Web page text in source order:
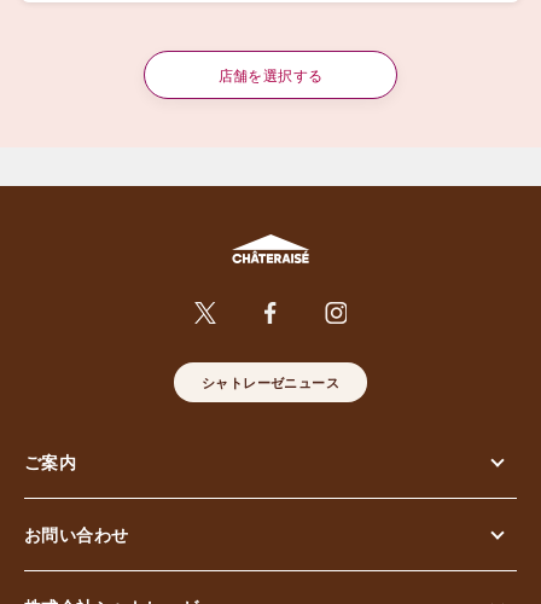
店舗を選択する
シャトレーゼニュース
ご案内
お問い合わせ